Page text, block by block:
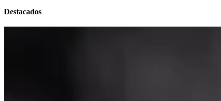
Destacados